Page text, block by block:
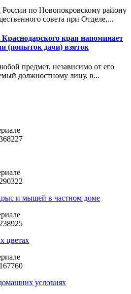
по Новопокровскому району
совета при Отделе,...
края напоминает
(попыток дачи) взяток
предмет, независимо от его
должностному лицу, в...
и мышей в частном доме
цветах
условиях